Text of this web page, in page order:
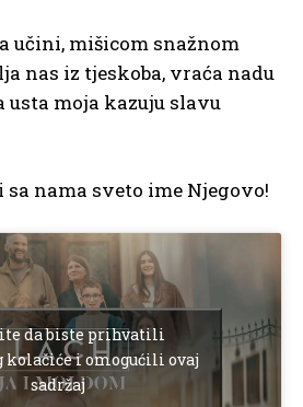
učini, mišicom snažnom
nas iz tjeskoba, vraća nadu
moja kazuju slavu
nama sveto ime Njegovo!
da biste prihvatili
i omogućili ovaj
sadržaj